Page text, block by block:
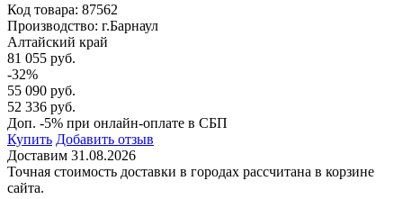
Код товара: 87562
Производство: г.Барнаул
Алтайский край
81 055 руб.
-32%
55 090 руб.
52 336 руб.
Доп. -5% при онлайн-оплате в СБП
Купить Добавить отзыв
Доставим 31.08.2026
Точная стоимость доставки в городах рассчитана в корзине
сайта.